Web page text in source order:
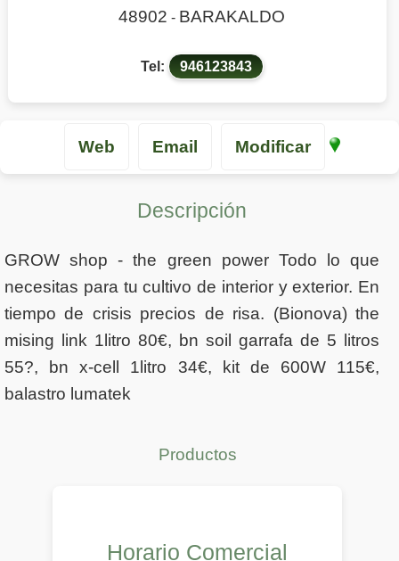
48902 - BARAKALDO
Tel: 946123843
Web Email Modificar
Descripción
GROW shop - the green power Todo lo que
necesitas para tu cultivo de interior y exterior. En
tiempo de crisis precios de risa. (Bionova) the
mising link 1litro 80€, bn soil garrafa de 5 litros
55?, bn x-cell 1litro 34€, kit de 600W 115€,
balastro lumatek
Productos
Horario Comercial